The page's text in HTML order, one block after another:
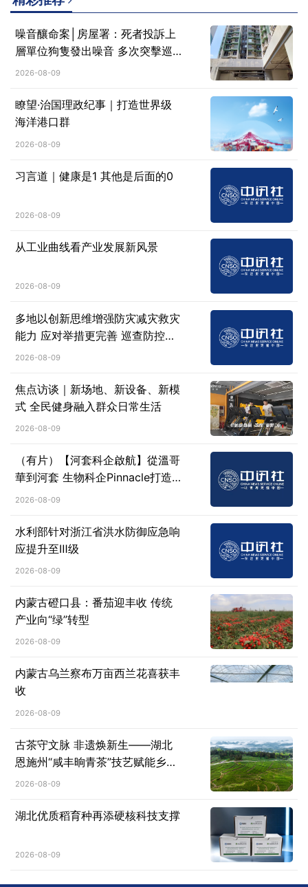
噪音釀命案│房屋署：死者投訴上
層單位狗隻發出噪音 多次突擊巡
查均無發現噪音滋擾
2026-08-09
瞭望·治国理政纪事｜打造世界级
海洋港口群
2026-08-09
习言道｜健康是1 其他是后面的0
2026-08-09
从工业曲线看产业发展新风景
2026-08-09
多地以创新思维增强防灾减灾救灾
能力 应对举措更完善 巡查防控更
高效
2026-08-09
焦点访谈｜新场地、新设备、新模
式 全民健身融入群众日常生活
2026-08-09
（有片）【河套科企啟航】從溫哥
華到河套 生物科企Pinnacle打造
灣區「細胞工廠」
2026-08-09
水利部针对浙江省洪水防御应急响
应提升至Ⅲ级
2026-08-09
内蒙古磴口县：番茄迎丰收 传统
产业向“绿”转型
2026-08-09
内蒙古乌兰察布万亩西兰花喜获丰
收
2026-08-09
古茶守文脉 非遗焕新生——湖北
恩施州“咸丰晌青茶”技艺赋能乡村
振兴纪实
2026-08-09
湖北优质稻育种再添硬核科技支撑
2026-08-09